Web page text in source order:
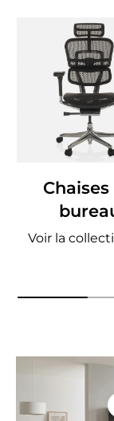
Chaises
Voir la